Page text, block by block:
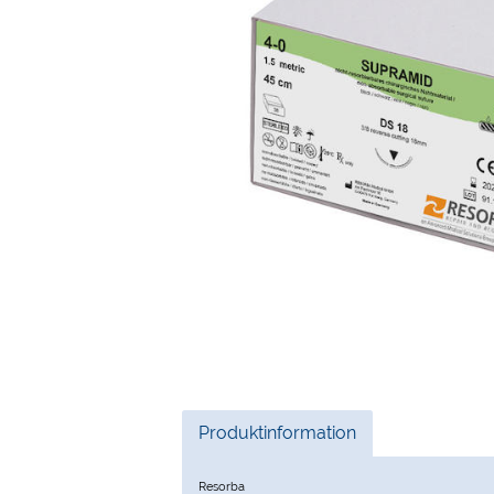
Current
Produktinformation
Resorba